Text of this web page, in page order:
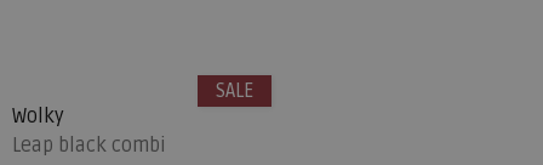
Wolky
Leap black combi
SALE